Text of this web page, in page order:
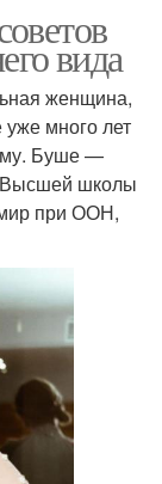
вида
женщина,
много лет
Буше —
Высшей школы
при ООН,